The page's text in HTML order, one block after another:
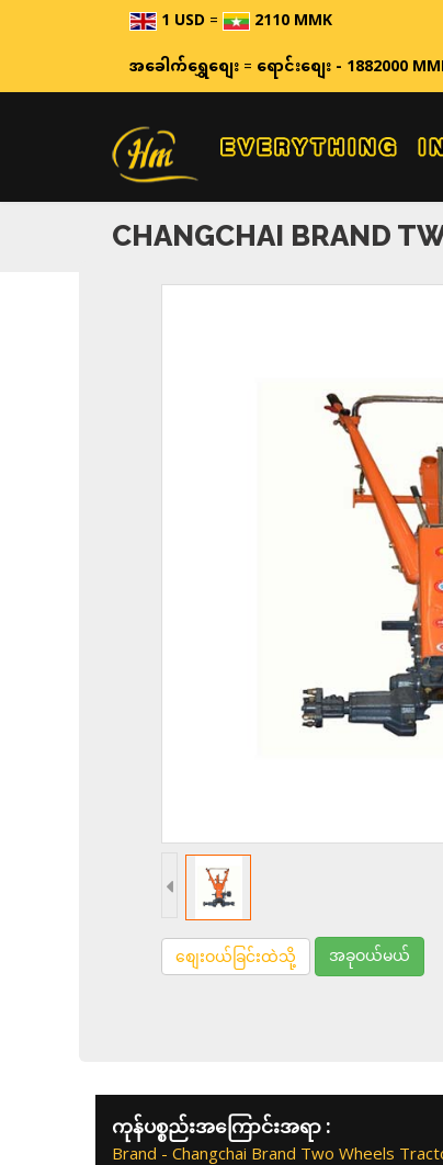
1 USD= 2110 MMK
အခေါက်ရွှေစျေး=ရောင်းစျေး - 1882000
CHANGCHAI BRAND
စျေးဝယ်ခြင်းထဲသို့ အခုဝယ်မယ်
ကုန်ပစ္စည်းအကြောင်းအရာ :
Brand - Changchai Brand Two Wheels